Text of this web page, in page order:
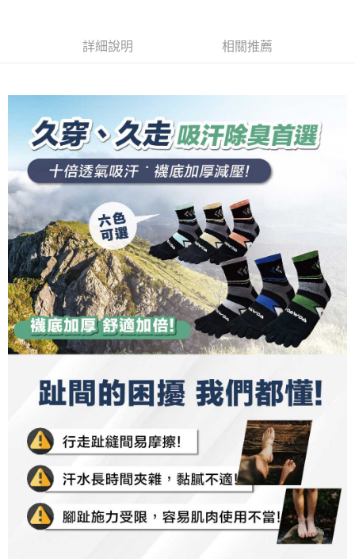
https://aftee.tw/terms/#terms3
３．未成年的使用者請事先徵得法定代理人或監護人之同意方可使用
「AFTEE先享後付」，若未經同意申辦者引起之損失，本公司不負相關責
任。
４．使用「AFTEE先享後付」時，將依據個別帳號之用戶狀況，依本公司即
時審查核予不同之上限額度；若仍有額度不足之情形，本公司將視審查結果
請求用戶進行身份認證。
５．嚴禁一人註冊多個帳號或使用他人資訊註冊。若發現惡意使用之情形，
恩沛科技股份有限公司將有權停止該用戶之使用額度並採取法律行動。
宅配(離島)
每筆NT$135，滿NT$1,500(含以上)免運費
順豐 查看運費
詳細說明 相關推薦